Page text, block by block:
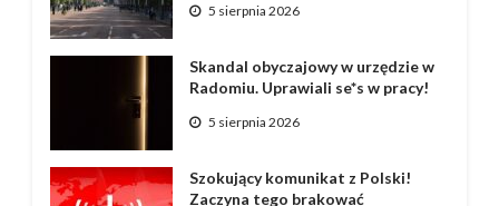
5 sierpnia 2026
Skandal obyczajowy w urzędzie w
Radomiu. Uprawiali se*s w pracy!
5 sierpnia 2026
Szokujący komunikat z Polski!
Zaczyna tego brakować